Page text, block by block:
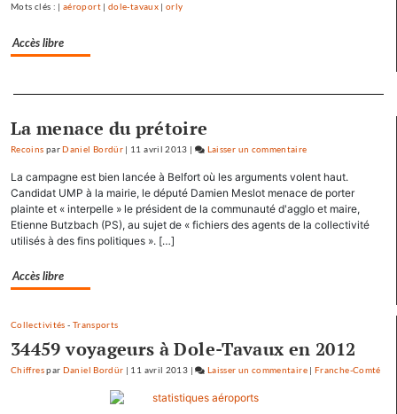
Mots clés : |aéroport|dole-tavaux |orly
Accès libre
La menace du prétoire
Recoins parDaniel Bordür | 11 avril 2013 | Laisser un commentaire
se
ressource
La campagne est bien lancée à Belfort où les arguments volent haut.
Candidat UMP à la mairie, le député Damien Meslot menace de porter
plainte et « interpelle » le président de la communauté d'agglo et maire,
Etienne Butzbach (PS), au sujet de « fichiers des agents de la collectivité
utilisés à des fins politiques ». […]
Accès libre
Collectivités - Transports
34459 voyageurs à Dole-Tavaux en 2012
Chiffrespar Daniel Bordür | 11 avril 2013 | Laisser un commentaireon
|Franche-Comté